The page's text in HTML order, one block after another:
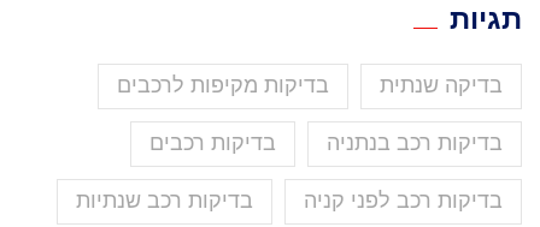
תגיות
בדיקה שנתית בדיקות מקיפות לרכבים
בדיקות רכב בנתניה בדיקות רכבים
בדיקות רכב לפני קניה בדיקות רכב שנתיות